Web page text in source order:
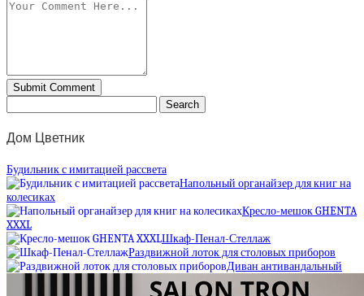
Дом Цветник
Будильник с имитацией рассвета
Напольный органайзер для книг на
колесиках
Кресло-мешок GHENTA
XXXL
Шкаф-Пенал-Стеллаж
Раздвижной лоток для столовых приборов
Диван антивандальный